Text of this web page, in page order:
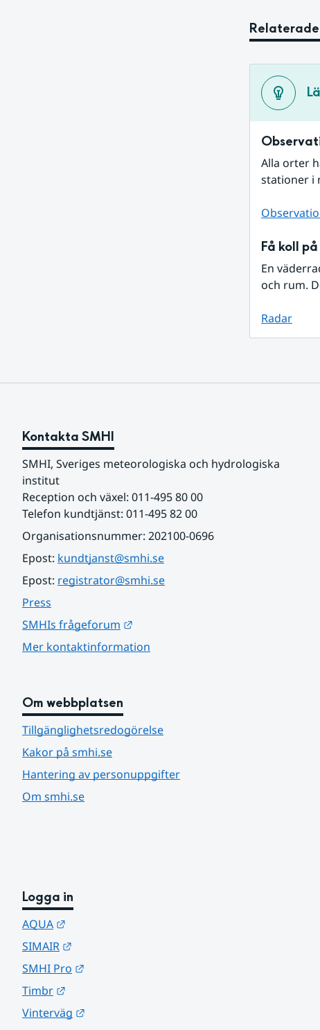
Alla orter
stationer i
Få koll
En
och rum.
Radar
Kontakta SMHI
SMHI, Sveriges meteorologiska och hydrologiska
institut
Reception och växel: 011-495 80 00
Telefon kundtjänst: 011-495 82 00
Organisationsnummer: 202100-0696
Epost: kundtjanst@smhi.se
Epost: registrator@smhi.se
Press
SMHIs frågeforum
Mer kontaktinformation
Om webbplatsen
Tillgänglighetsredogörelse
Kakor på smhi.se
Hantering av personuppgifter
Om smhi.se
Logga in
AQUA
SIMAIR
SMHI Pro
Timbr
Vinterväg